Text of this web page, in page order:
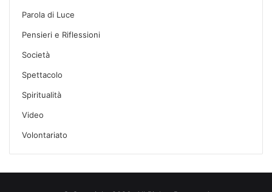
Parola di Luce
Pensieri e Riflessioni
Società
Spettacolo
Spiritualità
Video
Volontariato